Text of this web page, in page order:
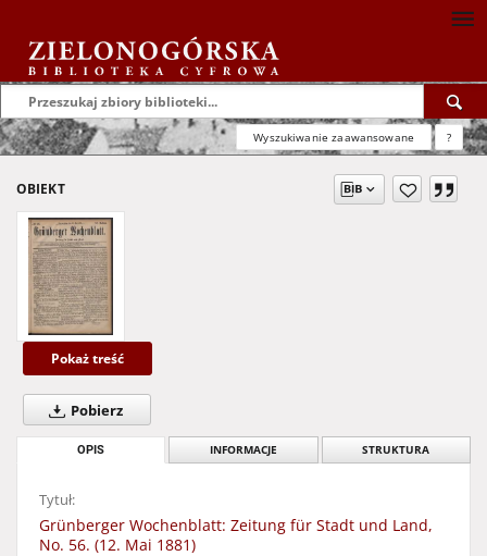
Wyszukiwanie zaawansowane ?
OBIEKT
Pokaż treść
Pobierz
OPIS INFORMACJE STRUKTURA
Tytuł:
Grünberger Wochenblatt: Zeitung für Stadt und Land,
No. 56. (12. Mai 1881)